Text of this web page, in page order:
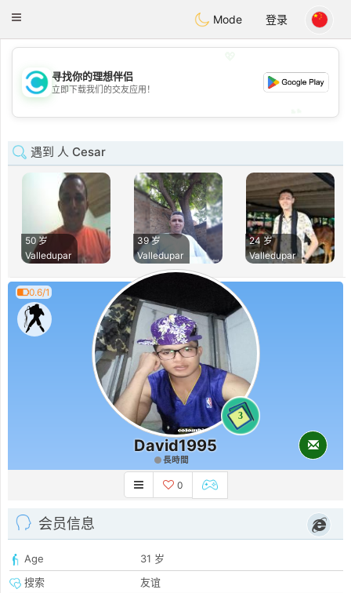
Citas
Toggle
Mode 登录
💖
💕
寻找你的理想伴侣
立即下载我们的交友应用！
遇到 人 Cesar
50 岁
Valledupar
39 岁
Valledupar
24 岁
Valledupar
0.6/1
3
David1995
長時間
0
会员信息
Age
31 岁
搜索
友谊